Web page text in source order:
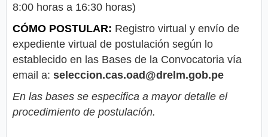
8:00 horas a 16:30 horas)
CÓMO POSTULAR: Registro virtual y envío de
expediente virtual de postulación según lo
establecido en las Bases de la Convocatoria vía
email a: seleccion.cas.oad@drelm.gob.pe
En las bases se especifica a mayor detalle el
procedimiento de postulación.